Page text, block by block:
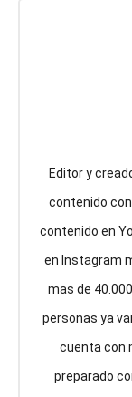
Editor y
contenido
contenido en
en Instagram
mas de
personas ya
cuenta con
preparado